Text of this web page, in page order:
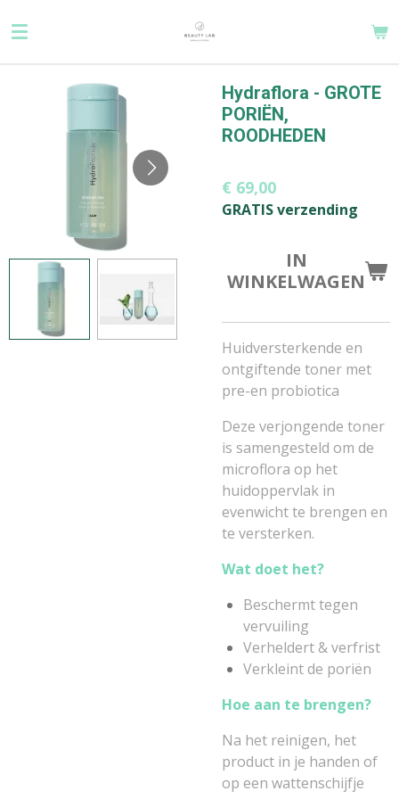
direct
hoofdinhoud
Hydraflora - GROTE
PORIËN,
ROODHEDEN
€ 69,00
GRATIS verzending
IN
WINKELWAGEN
Huidversterkende en
ontgiftende toner met
pre-en probiotica
Deze verjongende toner
is samengesteld om de
microflora op het
huidoppervlak in
evenwicht te brengen en
te versterken.
Wat doet het?
Beschermt tegen
vervuiling
Verheldert & verfrist
Verkleint de poriën
Hoe aan te brengen?
Na het reinigen, het
product in je handen of
op een wattenschijfje